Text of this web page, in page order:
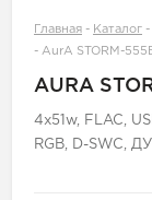
Главная - Каталог -
- AurA STORM-
AURA
4х51w, FLAC,
RGB, D-SWC, ДУ